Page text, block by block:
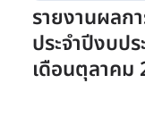
รายงานผลก
ประจำปีงบป
เดือนตุลาคม